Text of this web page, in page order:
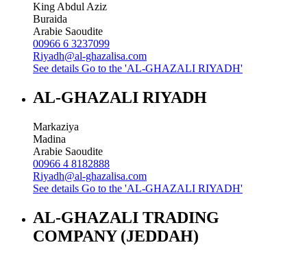
King Abdul Aziz
Buraida
Arabie Saoudite
00966 6 3237099
Riyadh@al-ghazalisa.com
See details Go to the 'AL-GHAZALI RIYADH'
AL-GHAZALI RIYADH
Markaziya
Madina
Arabie Saoudite
00966 4 8182888
Riyadh@al-ghazalisa.com
See details Go to the 'AL-GHAZALI RIYADH'
AL-GHAZALI TRADING
COMPANY (JEDDAH)